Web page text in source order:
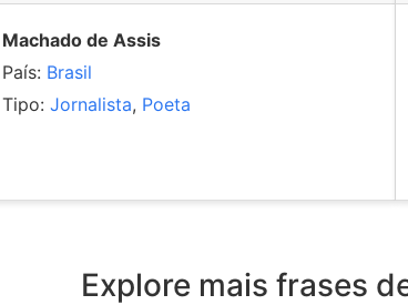
Machado de Assis
País: Brasil
Tipo: Jornalista, Poeta
Explore mais frases